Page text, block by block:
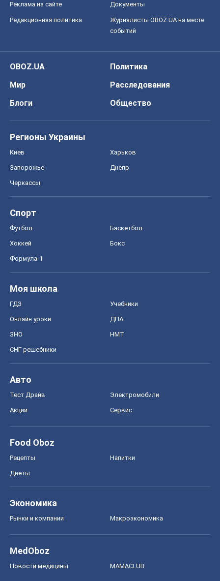
Реклама на сайте Документы
Редакционная политика
Журналисты OBOZ.UA на месте
событий
OBOZ.UA
Политика
Мир
Расследования
Блоги
Общество
Регионы Украины
Киев Харьков
Запорожье Днепр
Черкассы
Спорт
Футбол Баскетбол
Хоккей Бокс
Формула-1
Моя школа
ГДЗ Учебники
Онлайн уроки ДПА
ЗНО НМТ
СНГ решебники
Авто
Тест Драйв Электромобили
Акции Сервис
Food Oboz
Рецепты Напитки
Диеты
Экономика
Рынки и компании Mакроэкономика
MedOboz
Новости медицины MAMACLUB